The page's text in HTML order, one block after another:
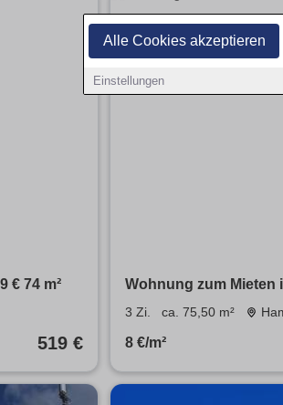
Alle Cookies akzeptieren
Einstellungen
€ 74 m²
519 €
Wohnung zum Mieten
3 Zi. ca. 75,50 m²
8 €/m²